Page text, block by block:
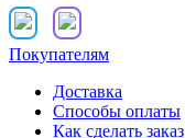
Покупателям
Доставка
Способы оплаты
Как сделать заказ